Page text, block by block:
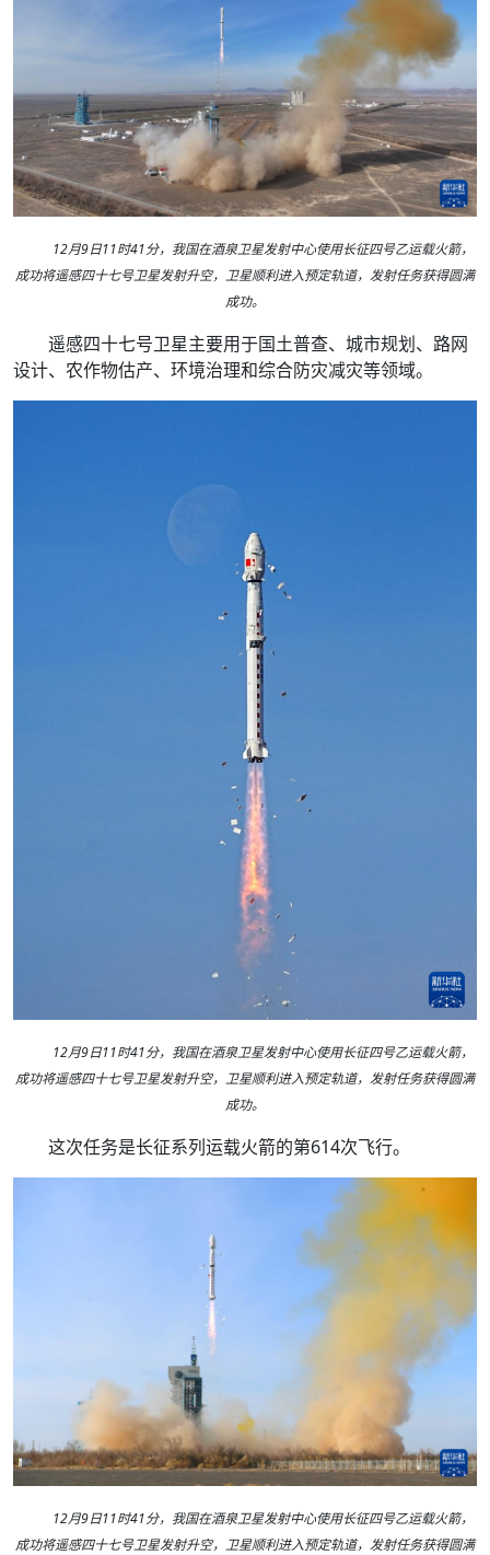
12月9日11时41分，我国在酒泉卫星发射中心使用长征四号乙运载火箭，
成功将遥感四十七号卫星发射升空，卫星顺利进入预定轨道，发射任务获得圆满
成功。
遥感四十七号卫星主要用于国土普查、城市规划、路网
设计、农作物估产、环境治理和综合防灾减灾等领域。
12月9日11时41分，我国在酒泉卫星发射中心使用长征四号乙运载火箭，
成功将遥感四十七号卫星发射升空，卫星顺利进入预定轨道，发射任务获得圆满
成功。
这次任务是长征系列运载火箭的第614次飞行。
12月9日11时41分，我国在酒泉卫星发射中心使用长征四号乙运载火箭，
成功将遥感四十七号卫星发射升空，卫星顺利进入预定轨道，发射任务获得圆满